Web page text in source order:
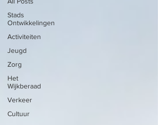
Stads
Ontwikkelingen
Activiteiten
Jeugd
Zorg
Het
Wijkberaad
Verkeer
Cultuur